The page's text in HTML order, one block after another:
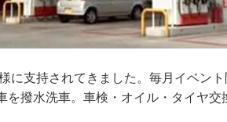
に支持されてきました。毎月イベン
を撥水洗車。車検・オイル・タイヤ